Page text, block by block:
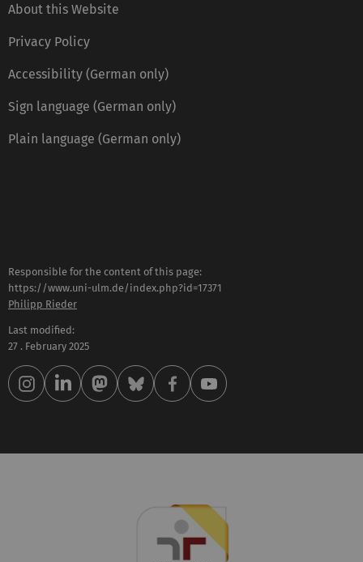
About this Website
Privacy Policy
Accessibility (German only)
Sign language (German only)
Plain language (German only)
Responsible for the content of this page:
https://www.uni-ulm.de/index.php?id=17371
Philipp Rieder
Last modified:
27 . February 2025